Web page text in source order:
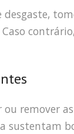
desgaste,
Caso
remover
sustentam